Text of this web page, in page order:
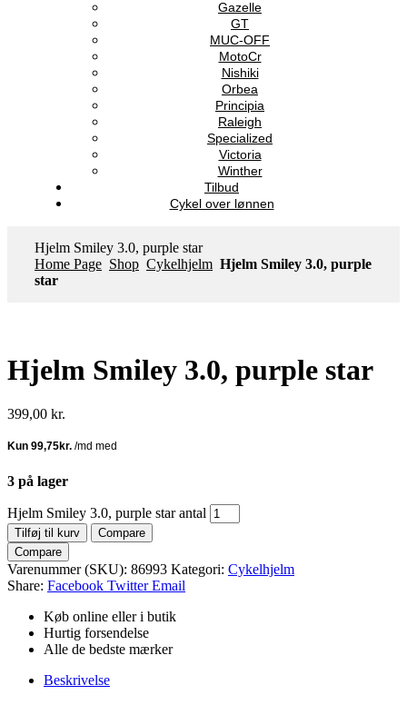
Gazelle
GT
MUC-OFF
MotoCr
Nishiki
Orbea
Principia
Raleigh
Specialized
Victoria
Winther
Tilbud
Cykel over lønnen
Hjelm Smiley 3.0, purple star
Home Page Shop Cykelhjelm Hjelm Smiley 3.0, purple
star
Hjelm Smiley 3.0, purple star
399,00 kr.
3 på lager
Hjelm Smiley 3.0, purple star antal
Tilføj til kurv
Compare
Compare
Varenummer (SKU): 86993 Kategori: Cykelhjelm
Share: Facebook Twitter Email
Køb online eller i butik
Hurtig forsendelse
Alle de bedste mærker
Beskrivelse